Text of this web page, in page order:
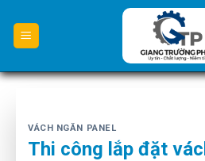
content
VÁCH NGĂN PANEL
Thi công lắp đặt